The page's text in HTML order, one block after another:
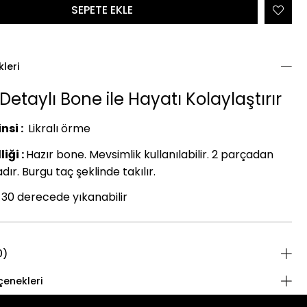
Bone ile Hayatı Kolaylaştırır
: Likralı örme
:Hazır bone. Mevsimlik kullanılabilir. 2 parçadan
Burgu taç şeklinde takılır.
derecede yıkanabilir